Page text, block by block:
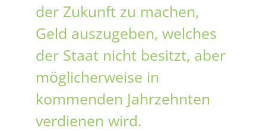
der Zukunft zu machen,
Geld auszugeben, welches
der Staat nicht besitzt, aber
möglicherweise in
kommenden Jahrzehnten
verdienen wird.